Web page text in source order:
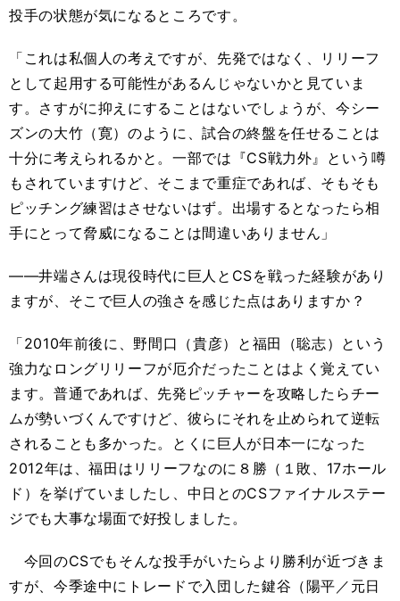
投手の状態が気になるところです。
「これは私個人の考えですが、先発ではなく、リリーフ
として起用する可能性があるんじゃないかと見ていま
す。さすがに抑えにすることはないでしょうが、今シー
ズンの大竹（寛）のように、試合の終盤を任せることは
十分に考えられるかと。一部では『CS戦力外』という噂
もされていますけど、そこまで重症であれば、そもそも
ピッチング練習はさせないはず。出場するとなったら相
手にとって脅威になることは間違いありません」
――井端さんは現役時代に巨人とCSを戦った経験があり
ますが、そこで巨人の強さを感じた点はありますか？
「2010年前後に、野間口（貴彦）と福田（聡志）という
強力なロングリリーフが厄介だったことはよく覚えてい
ます。普通であれば、先発ピッチャーを攻略したらチー
ムが勢いづくんですけど、彼らにそれを止められて逆転
されることも多かった。とくに巨人が日本一になった
2012年は、福田はリリーフなのに８勝（１敗、17ホール
ド）を挙げていましたし、中日とのCSファイナルステー
ジでも大事な場面で好投しました。
今回のCSでもそんな投手がいたらより勝利が近づきま
すが、今季途中にトレードで入団した鍵谷（陽平／元日